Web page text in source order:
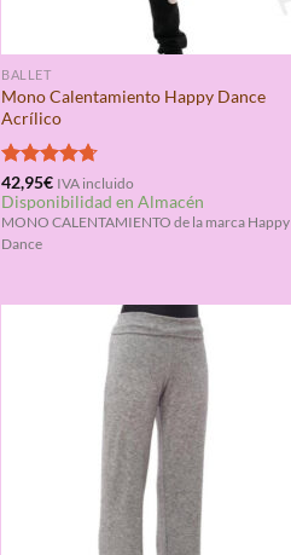
BALLET
Mono Calentamiento Happy Dance
Acrílico
Valorado
con4.67
de 5
42,95€ IVA incluido
Disponibilidad en Almacén
MONO CALENTAMIENTO de la marca Happy
Dance